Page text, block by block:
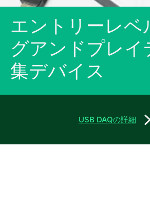
エントリー レベ
グ アンド プ レイ
集デバイス
USB DAQの詳細